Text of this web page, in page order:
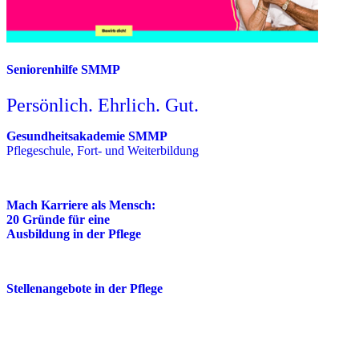
Seniorenhilfe SMMP
Persönlich. Ehrlich. Gut.
Gesundheitsakademie SMMP
Pflegeschule, Fort- und Weiterbildung
Mach Karriere als Mensch:
20 Gründe für eine
Ausbildung in der Pflege
Stellenangebote in der Pflege